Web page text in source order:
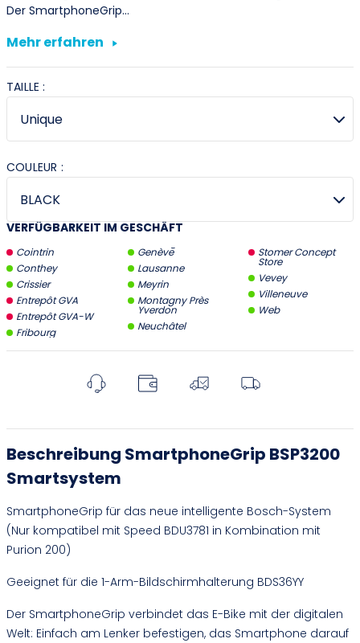
Der SmartphoneGrip…
Mehr erfahren
TAILLE :
COULEUR :
VERFÜGBARKEIT IM GESCHÄFT
Cointrin
Conthey
Crissier
Entrepôt GVA
Entrepôt GVA-W
Fribourg
Genève
Lausanne
Meyrin
Montagny Près
Yverdon
Neuchâtel
Stomer Concept
Store
Vevey
Villeneuve
Web
Beschreibung SmartphoneGrip BSP3200
Smartsystem
SmartphoneGrip für das neue intelligente Bosch-System
(Nur kompatibel mit Speed BDU3781 in Kombination mit
Purion 200)
Geeignet für die 1-Arm-Bildschirmhalterung BDS36YY
Der SmartphoneGrip verbindet das E-Bike mit der digitalen
Welt: Einfach am Lenker befestigen, das Smartphone darauf